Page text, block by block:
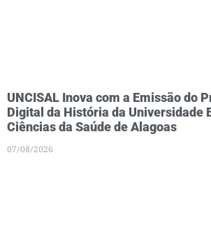
UNCISAL Inova com a Emissão do
Digital da História da Universidade
Ciências da Saúde de Alagoas
07/08/2026